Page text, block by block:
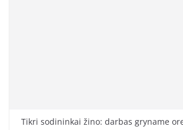
Tikri sodininkai žino: darbas gryname